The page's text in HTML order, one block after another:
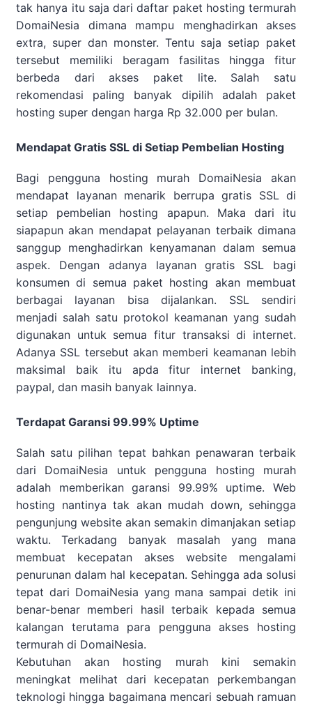
tak hanya itu saja dari daftar paket hosting termurah
DomaiNesia dimana mampu menghadirkan akses
extra, super dan monster. Tentu saja setiap paket
tersebut memiliki beragam fasilitas hingga fitur
berbeda dari akses paket lite. Salah satu
rekomendasi paling banyak dipilih adalah paket
hosting super dengan harga Rp 32.000 per bulan.
Mendapat Gratis SSL di Setiap Pembelian Hosting
Bagi pengguna hosting murah DomaiNesia akan
mendapat layanan menarik berrupa gratis SSL di
setiap pembelian hosting apapun. Maka dari itu
siapapun akan mendapat pelayanan terbaik dimana
sanggup menghadirkan kenyamanan dalam semua
aspek. Dengan adanya layanan gratis SSL bagi
konsumen di semua paket hosting akan membuat
berbagai layanan bisa dijalankan. SSL sendiri
menjadi salah satu protokol keamanan yang sudah
digunakan untuk semua fitur transaksi di internet.
Adanya SSL tersebut akan memberi keamanan lebih
maksimal baik itu apda fitur internet banking,
paypal, dan masih banyak lainnya.
Terdapat Garansi 99.99% Uptime
Salah satu pilihan tepat bahkan penawaran terbaik
dari DomaiNesia untuk pengguna hosting murah
adalah memberikan garansi 99.99% uptime. Web
hosting nantinya tak akan mudah down, sehingga
pengunjung website akan semakin dimanjakan setiap
waktu. Terkadang banyak masalah yang mana
membuat kecepatan akses website mengalami
penurunan dalam hal kecepatan. Sehingga ada solusi
tepat dari DomaiNesia yang mana sampai detik ini
benar-benar memberi hasil terbaik kepada semua
kalangan terutama para pengguna akses hosting
termurah di DomaiNesia.
Kebutuhan akan hosting murah kini semakin
meningkat melihat dari kecepatan perkembangan
teknologi hingga bagaimana mencari sebuah ramuan